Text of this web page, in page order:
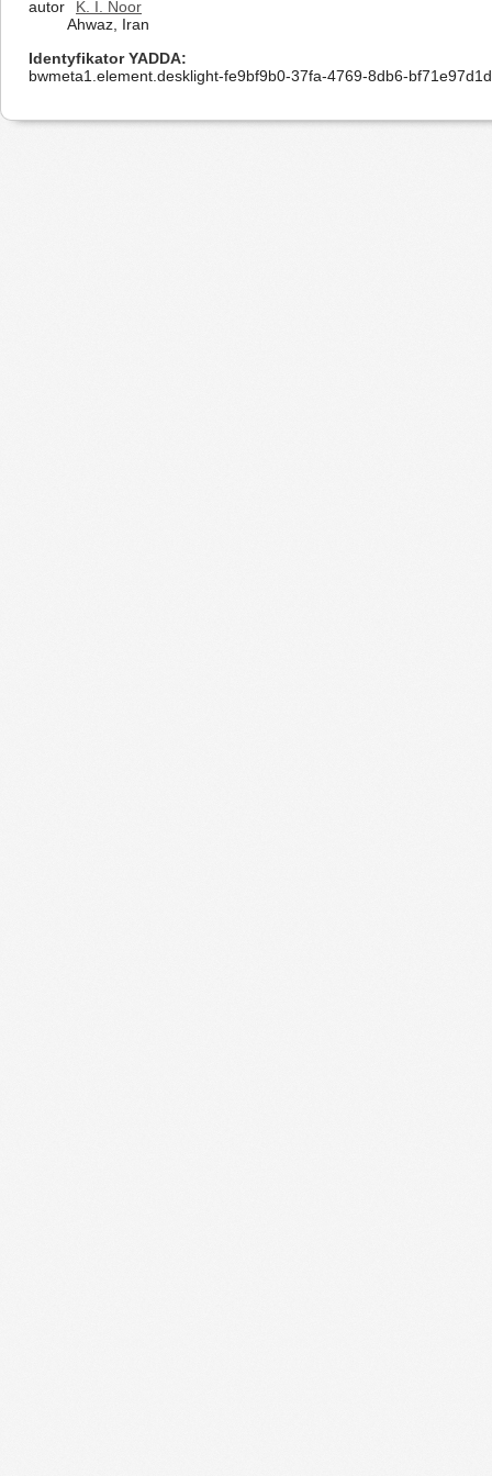
autor
K. I. Noor
Ahwaz, Iran
Identyfikator YADDA
bwmeta1.element.desklight-fe9bf9b0-37fa-4769-8db6-